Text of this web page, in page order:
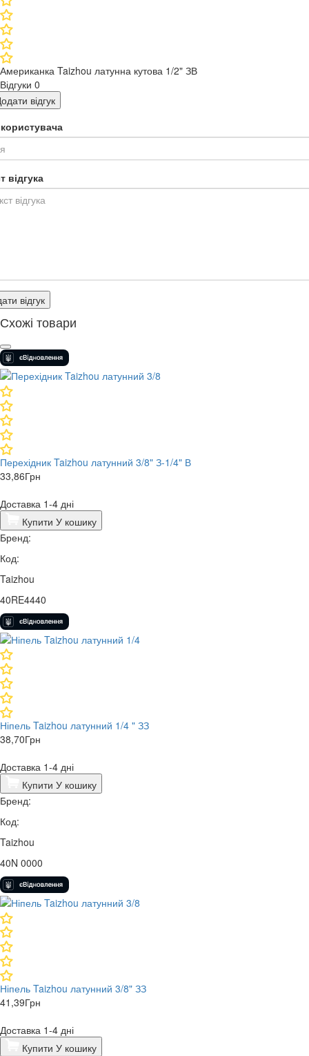
Американка Taizhou латунна кутова 1/2" ЗВ
Відгуки 0
відгук
відгука
відгук
Схожі товари
Перехідник Taizhou латунний 3/8" З-1/4" В
33,86Грн
Доставка 1-4 дні
Купити У кошику
Бренд:
Код:
Taizhou
40RE4440
Ніпель Taizhou латунний 1/4 " ЗЗ
38,70Грн
Доставка 1-4 дні
Купити У кошику
Бренд:
Код:
Taizhou
40N 0000
Ніпель Taizhou латунний 3/8" ЗЗ
41,39Грн
Доставка 1-4 дні
Купити У кошику